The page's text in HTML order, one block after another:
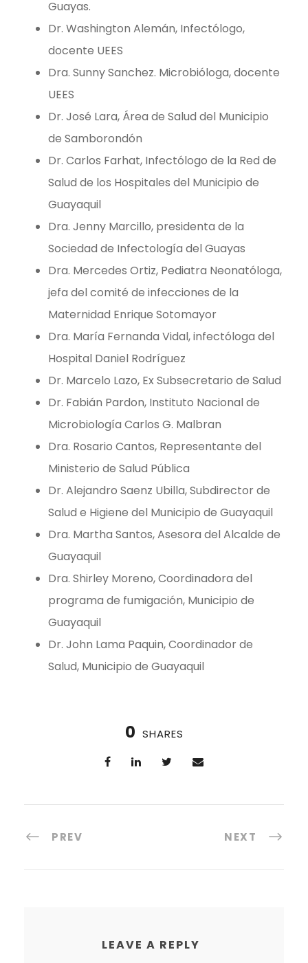
Guayas.
Dr. Washington Alemán, Infectólogo,
docente UEES
Dra. Sunny Sanchez. Microbióloga, docente
UEES
Dr. José Lara, Área de Salud del Municipio
de Samborondón
Dr. Carlos Farhat, Infectólogo de la Red de
Salud de los Hospitales del Municipio de
Guayaquil
Dra. Jenny Marcillo, presidenta de la
Sociedad de Infectología del Guayas
Dra. Mercedes Ortiz, Pediatra Neonatóloga,
jefa del comité de infecciones de la
Maternidad Enrique Sotomayor
Dra. María Fernanda Vidal, infectóloga del
Hospital Daniel Rodríguez
Dr. Marcelo Lazo, Ex Subsecretario de Salud
Dr. Fabián Pardon, Instituto Nacional de
Microbiología Carlos G. Malbran
Dra. Rosario Cantos, Representante del
Ministerio de Salud Pública
Dr. Alejandro Saenz Ubilla, Subdirector de
Salud e Higiene del Municipio de Guayaquil
Dra. Martha Santos, Asesora del Alcalde de
Guayaquil
Dra. Shirley Moreno, Coordinadora del
programa de fumigación, Municipio de
Guayaquil
Dr. John Lama Paquin, Coordinador de
Salud, Municipio de Guayaquil
0 SHARES
PREV NEXT
LEAVE A REPLY